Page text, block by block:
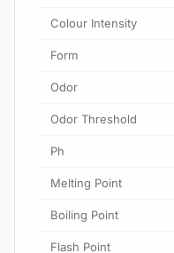
Colour Intensity
Form
Odor
Odor Threshold
Ph
Melting Point
Boiling Point
Flash Point